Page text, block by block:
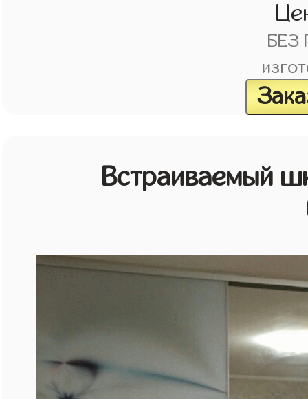
БЕЗ
Встраиваемый